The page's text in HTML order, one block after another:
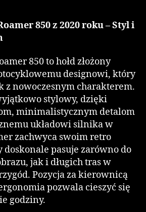
850 z 2020 roku – Styl i
850 to hołd złożony
designowi, który
z nowoczesnym charakterem.
stylowy, dzięki
minimalistycznym detalom
układowi silnika w
zachwyca swoim retro
pasuje zarówno do
jak i długich tras w
Pozycja za kierownicą
pozwala cieszyć się
godziny.